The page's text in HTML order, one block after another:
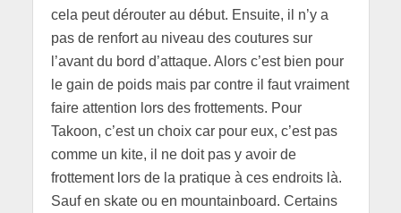
cela peut dérouter au début. Ensuite, il n’y a
pas de renfort au niveau des coutures sur
l’avant du bord d’attaque. Alors c’est bien pour
le gain de poids mais par contre il faut vraiment
faire attention lors des frottements. Pour
Takoon, c’est un choix car pour eux, c’est pas
comme un kite, il ne doit pas y avoir de
frottement lors de la pratique à ces endroits là.
Sauf en skate ou en mountainboard. Certains